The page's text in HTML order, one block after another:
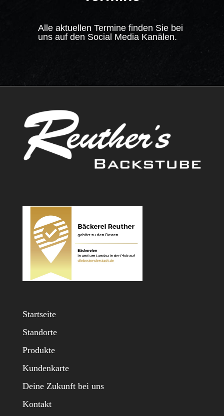
Alle aktuellen Termine finden Sie bei
uns auf den Social Media Kanälen.
Startseite
Standorte
Produkte
Kundenkarte
Deine Zukunft bei uns
Kontakt